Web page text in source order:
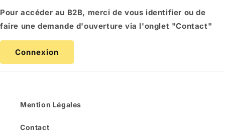
Pour accéder au B2B, merci de vous identifier ou de
faire une demande d'ouverture via l'onglet "Contact"
Connexion
Mention Légales
Contact